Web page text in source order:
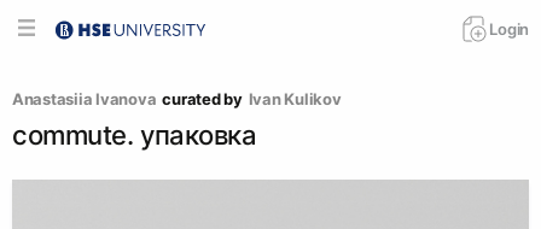
Login
Anastasiia Ivanova curated by Ivan Kulikov
commute. упаковка